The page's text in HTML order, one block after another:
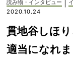
読み物・インタビュー
2020.10.24
貫地谷しほ
適当になれま